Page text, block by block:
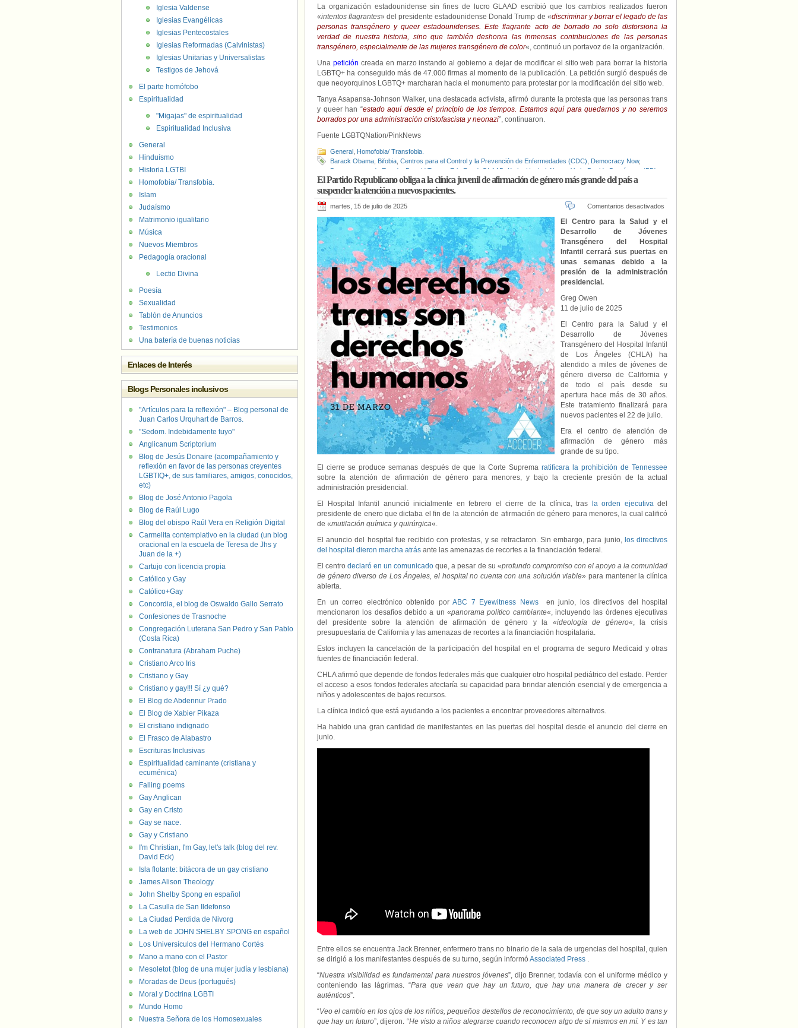
La organización estadounidense sin fines de lucro GLAAD escribió que los cambios realizados fueron
«intentos flagrantes» del presidente estadounidense Donald Trump de «discriminar y borrar el legado de las
personas transgénero y queer estadounidenses.Este flagrante acto de borrado no solo distorsiona la
verdad de nuestra historia, sino que también deshonra las inmensas contribuciones de las personas
transgénero, especialmente de las mujeres transgénero de color«, continuó un portavoz de la organización.
Una petición creada en marzo instando al gobierno a dejar de modificar el sitio web para borrar la historia
LGBTQ+ ha conseguido más de 47.000 firmas al momento de la publicación. La petición surgió después de
que neoyorquinos LGBTQ+ marcharan hacia el monumento para protestar por la modificación del sitio web.
Tanya Asapansa-Johnson Walker, una destacada activista, afirmó durante la protesta que las personas trans
y queer han “estado aquí desde el principio de los tiempos. Estamos aquí para quedarnos y no seremos
borrados por una administración cristofascista y neonazi”, continuaron.
Fuente LGBTQNation/PinkNews
General Homofobia/ Transfobia.
Barack Obama Bifobia Centros para el Control y la Prevención de Enfermedades (CDC) Democracy Now,
Departamento de Estado
Donald Trump Erin Reed GLAAD Kathy Hochul Nueva York Partido Demócrata (PD)
Personas bisexuales,Personas LGTBIQ,Personas trans,Steven Love Méndez,Stonewall Inn,Stonewall Inn
Gives Back Initiative,Stonewall National Monument
El Partido Republicano obliga a la clínica juvenil de afirmación de género más grande del país a
suspender la atención a nuevos pacientes.
martes, 15 de julio de 2025 Comentarios desactivados
El Centro para la Salud y el
Desarrollo de Jóvenes
Transgénero del Hospital
Infantil cerrará sus puertas en
unas semanas debido a la
presión de la administración
presidencial.
Greg Owen
11 de julio de 2025
El Centro para la Salud y el
Desarrollo de Jóvenes
Transgénero del Hospital Infantil
de Los Ángeles (CHLA) ha
atendido a miles de jóvenes de
género diverso de California y
de todo el país desde su
apertura hace más de 30 años.
Este tratamiento finalizará para
nuevos pacientes el 22 de julio.
Era el centro de atención de
afirmación de género más
grande de su tipo.
El cierre se produce semanas después de que la Corte Suprema ratificara la prohibición de Tennessee
sobre la atención de afirmación de género para menores, y bajo la creciente presión de la actual
administración presidencial.
El Hospital Infantil anunció inicialmente en febrero el cierre de la clínica, tras
la orden ejecutivadel
presidente de enero que dictaba el fin de la atención de afirmación de género para menores, la cual calificó
de «mutilación química y quirúrgica«.
El anuncio del hospital fue recibido con protestas, y se retractaron. Sin embargo, para junio, los directivos
del hospital dieron marcha atrás ante las amenazas de recortes a la financiación federal.
El centrodeclaró en un comunicado que, a pesar de su «profundo compromiso con el apoyo a la comunidad
de género diverso de Los Ángeles, el hospital no cuenta con una solución viable» para mantener la clínica
abierta.
En un correo electrónico obtenido por ABC 7 Eyewitness Newsen junio, los directivos del hospital
mencionaron los desafíos debido a un «panorama político cambiante«, incluyendo las órdenes ejecutivas
del presidente sobre la atención de afirmación de género y la «ideología de género«, la crisis
presupuestaria de California y las amenazas de recortes a la financiación hospitalaria.
Estos incluyen la cancelación de la participación del hospital en el programa de seguro Medicaid y otras
fuentes de financiación federal.
CHLA afirmó que depende de fondos federales más que cualquier otro hospital pediátrico del estado. Perder
el acceso a esos fondos federales afectaría su capacidad para brindar atención esencial y de emergencia a
niños y adolescentes de bajos recursos.
La clínica indicó que está ayudando a los pacientes a encontrar proveedores alternativos.
Ha habido una gran cantidad de manifestantes en las puertas del hospital desde el anuncio del cierre en
junio.
Entre ellos se encuentra Jack Brenner, enfermero trans no binario de la sala de urgencias del hospital, quien
se dirigió a los manifestantes después de su turno, según informóAssociated Press .
“Nuestra visibilidad es fundamental para nuestros jóvenes”, dijo Brenner, todavía con el uniforme médico y
conteniendo las lágrimas. “Para que vean que hay un futuro, que hay una manera de crecer y ser
auténticos”.
“Veo el cambio en los ojos de los niños, pequeños destellos de reconocimiento, de que soy un adulto trans y
que hay un futuro”, dijeron. “He visto a niños alegrarse cuando reconocen algo de sí mismos en mí. Y es tan
Iglesia Valdense
Iglesias Evangélicas
Iglesias Pentecostales
Iglesias Reformadas (Calvinistas)
Iglesias Unitarias y Universalistas
Testigos de Jehová
El parte homófobo
Espiritualidad
"Migajas" de espiritualidad
Espiritualidad Inclusiva
General
Hinduísmo
Historia LGTBI
Homofobia/ Transfobia.
Islam
Judaísmo
Matrimonio igualitario
Música
Nuevos Miembros
Pedagogía oracional
Lectio Divina
Poesía
Sexualidad
Tablón de Anuncios
Testimonios
Una batería de buenas noticias
Enlaces de Interés
Blogs Personales inclusivos
"Artículos para la reflexión" – Blog personal de
Juan Carlos Urquhart de Barros.
"Sedom. Indebidamente tuyo"
Anglicanum Scriptorium
Blog de Jesús Donaire (acompañamiento y
reflexión en favor de las personas creyentes
LGBTIQ+, de sus familiares, amigos, conocidos,
etc)
Blog de José Antonio Pagola
Blog de Raúl Lugo
Blog del obispo Raúl Vera en Religión Digital
Carmelita contemplativo en la ciudad (un blog
oracional en la escuela de Teresa de Jhs y
Juan de la +)
Cartujo con licencia propia
Católico y Gay
Católico+Gay
Concordia, el blog de Oswaldo Gallo Serrato
Confesiones de Trasnoche
Congregación Luterana San Pedro y San Pablo
(Costa Rica)
Contranatura (Abraham Puche)
Cristiano Arco Iris
Cristiano y Gay
Cristiano y gay!!! Sí ¿y qué?
El Blog de Abdennur Prado
El Blog de Xabier Pikaza
El cristiano indignado
El Frasco de Alabastro
Escrituras Inclusivas
Espiritualidad caminante (cristiana y
ecuménica)
Falling poems
Gay Anglican
Gay en Cristo
Gay se nace.
Gay y Cristiano
I'm Christian, I'm Gay, let's talk (blog del rev.
David Eck)
Isla flotante: bitácora de un gay cristiano
James Alison Theology
John Shelby Spong en español
La Casulla de San Ildefonso
La Ciudad Perdida de Nivorg
La web de JOHN SHELBY SPONG en español
Los Universículos del Hermano Cortés
Mano a mano con el Pastor
Mesoletot (blog de una mujer judía y lesbiana)
Moradas de Deus (portugués)
Moral y Doctrina LGBTI
Mundo Homo
Nuestra Señora de los Homosexuales